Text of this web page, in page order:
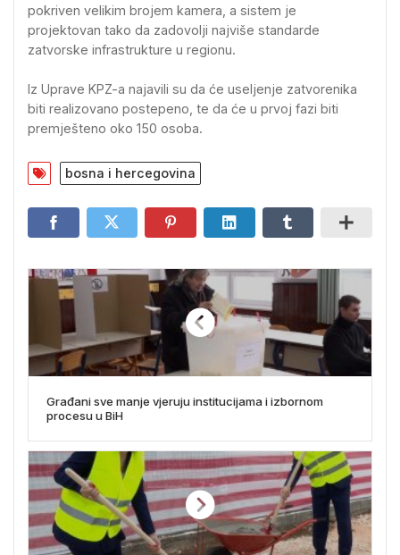
pokriven velikim brojem kamera, a sistem je
projektovan tako da zadovolji najviše standarde
zatvorske infrastrukture u regionu.
Iz Uprave KPZ-a najavili su da će useljenje zatvorenika
biti realizovano postepeno, te da će u prvoj fazi biti
premješteno oko 150 osoba.
bosna i hercegovina
Građani sve manje vjeruju institucijama i izbornom
procesu u BiH